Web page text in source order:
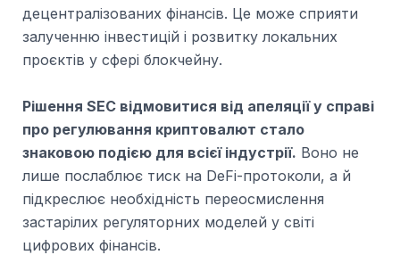
децентралізованих фінансів. Це може сприяти
залученню інвестицій і розвитку локальних
проєктів у сфері блокчейну.
Рішення SEC відмовитися від апеляції у справі
про регулювання криптовалют стало
знаковою подією для всієї індустрії. Воно не
лише послаблює тиск на DeFi-протоколи, а й
підкреслює необхідність переосмислення
застарілих регуляторних моделей у світі
цифрових фінансів.